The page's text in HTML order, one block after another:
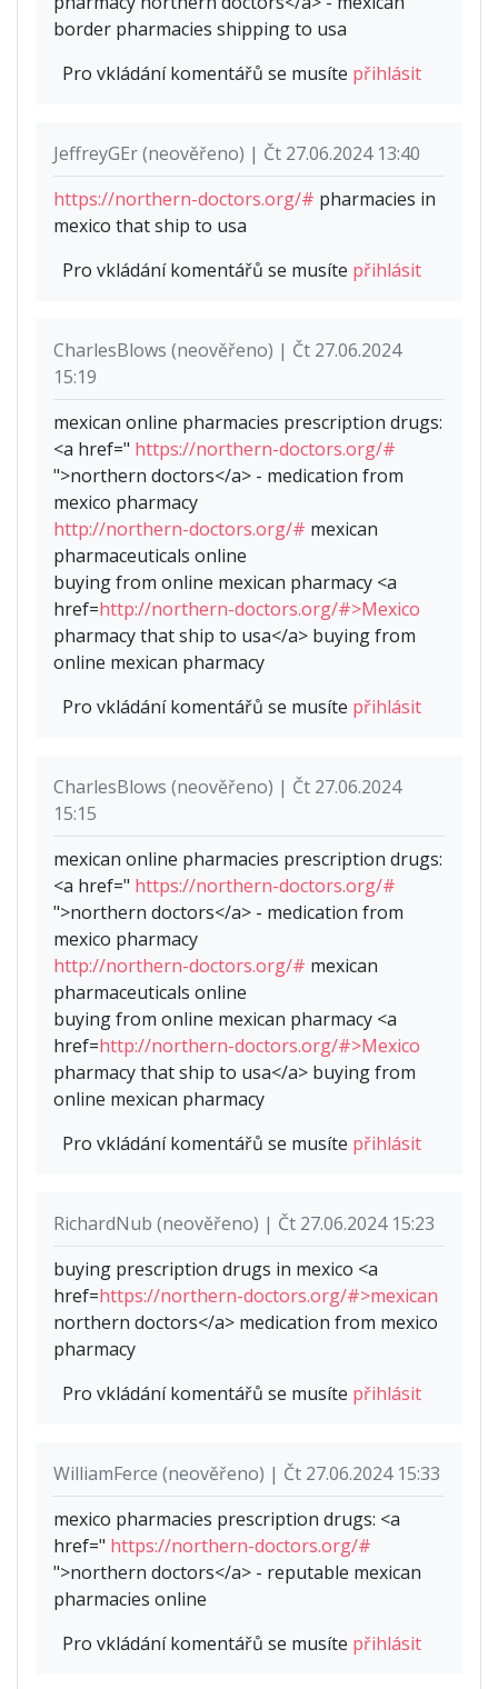
border pharmacies shipping to usa
Pro vkládání komentářů se musíte přihlásit
JeffreyGEr (neověřeno) | Čt 27.06.2024 13:40
https://northern-doctors.org/# pharmacies in
mexico that ship to usa
Pro vkládání komentářů se musíte přihlásit
CharlesBlows (neověřeno) | Čt 27.06.2024
15:19
mexican online pharmacies prescription drugs:
<a href=" https://northern-doctors.org/#
">northern doctors</a> - medication from
mexico pharmacy
http://northern-doctors.org/# mexican
pharmaceuticals online
buying from online mexican pharmacy <a
href=http://northern-doctors.org/#>Mexico
pharmacy that ship to usa</a> buying from
online mexican pharmacy
Pro vkládání komentářů se musíte přihlásit
CharlesBlows (neověřeno) | Čt 27.06.2024
15:15
mexican online pharmacies prescription drugs:
<a href=" https://northern-doctors.org/#
">northern doctors</a> - medication from
mexico pharmacy
http://northern-doctors.org/# mexican
pharmaceuticals online
buying from online mexican pharmacy <a
href=http://northern-doctors.org/#>Mexico
pharmacy that ship to usa</a> buying from
online mexican pharmacy
Pro vkládání komentářů se musíte přihlásit
RichardNub (neověřeno) | Čt 27.06.2024 15:23
buying prescription drugs in mexico <a
href=https://northern-doctors.org/#>mexican
northern doctors</a> medication from mexico
pharmacy
Pro vkládání komentářů se musíte přihlásit
WilliamFerce (neověřeno) | Čt 27.06.2024 15:33
mexico pharmacies prescription drugs: <a
href=" https://northern-doctors.org/#
">northern doctors</a> - reputable mexican
pharmacies online
Pro vkládání komentářů se musíte přihlásit